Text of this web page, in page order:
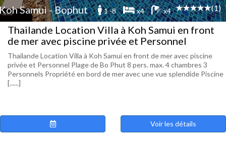
Samui - Bophut 1 -8 x4 x4 (1)
Thailande Location Villa à Koh Samui en front
de mer avec piscine privée et Personnel
Thailande Location Villa à Koh Samui en front de mer avec piscine
privée et Personnel Plage de Bo Phut 8 pers. max. 4 chambres 3
Personnels Propriété en bord de mer avec une vue splendide Piscine
[......]
Voir les détails